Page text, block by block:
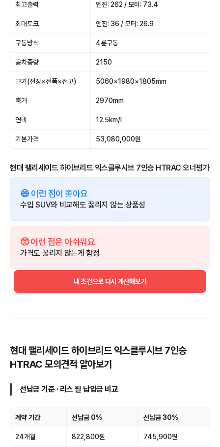
최고출력 엔진: 262 / 모터: 73.4
최대토크 엔진: 36 / 모터: 26.9
구동방식 4륜구동
공차중량 2150
크기(전장×전폭×전고) 5060×1980×1805mm
축거 2970mm
연비 12.5km/l
기본가격 53,080,000원
현대 팰리세이드 하이브리드 익스클루시브 7인승 HTRAC 오너평가
😄 이런 점이 좋아요
수입 SUV와 비교해도 꿇리지 않는 상품성
🥺 이런 점은 아쉬워요
가격도 꿇리지 않는게 함정
내 조건으로 다시 계산해보기
현대 팰리세이드 하이브리드 익스클루시브 7인승
HTRAC 모의견적 알아보기
선납금 기준 · 리스 월 납입금 비교
계약 기간 선납금 0% 선납금 30%
24개월 822,800원 745,900원